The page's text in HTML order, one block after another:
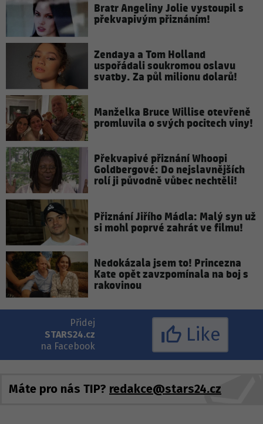
Bratr Angeliny Jolie vystoupil s
překvapivým přiznáním!
Zendaya a Tom Holland
uspořádali soukromou oslavu
svatby. Za půl milionu dolarů!
Manželka Bruce Willise otevřeně
promluvila o svých pocitech viny!
Překvapivé přiznání Whoopi
Goldbergové: Do nejslavnějších
rolí ji původně vůbec nechtěli!
Přiznání Jiřího Mádla: Malý syn už
si mohl poprvé zahrát ve filmu!
Nedokázala jsem to! Princezna
Kate opět zavzpomínala na boj s
rakovinou
Přidej
STARS24.cz
na Facebook
Like
Máte pro nás TIP? redakce@stars24.cz